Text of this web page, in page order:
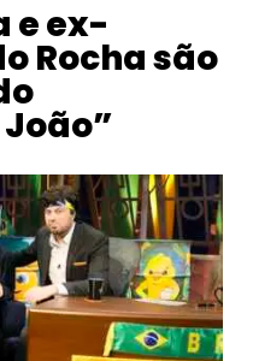
e ex-
Rocha são